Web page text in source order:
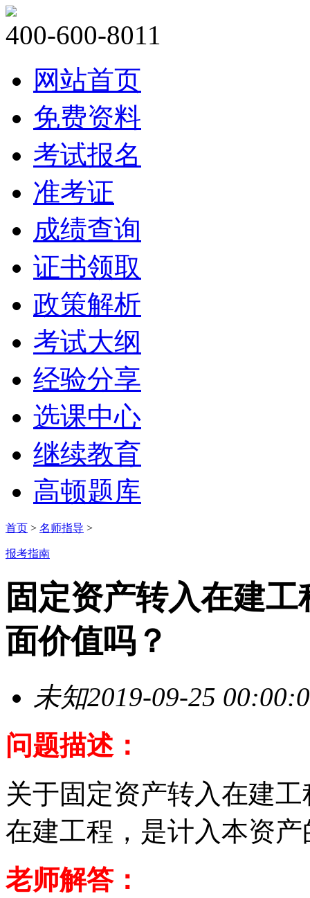
400-600-8011
网站首页
免费资料
考试报名
准考证
成绩查询
证书领取
政策解析
考试大纲
经验分享
选课中心
继续教育
高顿题库
首页 > 名师指导 >
报考指南
固定资产转入在建
面价值吗？
未知2019-09-25
问题描述：
关于固定资产转入在建
在建工程，是计入本资
老师解答：